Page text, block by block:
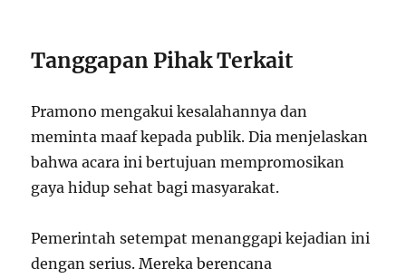
Tanggapan Pihak Terkait
Pramono mengakui kesalahannya dan
meminta maaf kepada publik. Dia menjelaskan
bahwa acara ini bertujuan mempromosikan
gaya hidup sehat bagi masyarakat.
Pemerintah setempat menanggapi kejadian ini
dengan serius. Mereka berencana